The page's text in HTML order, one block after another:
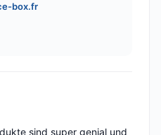
box.fr
sind super genial und